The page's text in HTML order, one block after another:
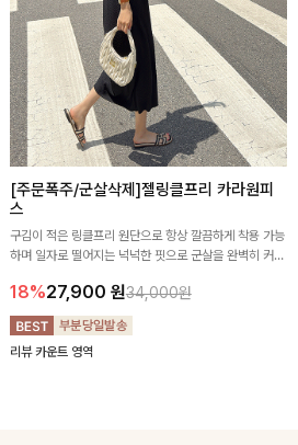
[주문폭주/군살삭제]젤링클프리 카라원피
스
구김이 적은 링클프리 원단으로 항상 깔끔하게 착용 가능
하며 일자로 떨어지는 넉넉한 핏으로 군살을 완벽히 커버
18%27,900 원34,000원
리뷰 카운트 영역